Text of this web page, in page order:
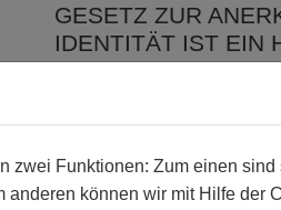
GESETZ ZUR
IDENTITÄT IST EIN
SIEBEN JAHRE
KEINE
zwei Funktionen: Zum einen
können wir mit Hilfe der